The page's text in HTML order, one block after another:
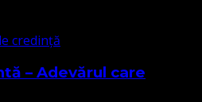
credință
– Adevărul care